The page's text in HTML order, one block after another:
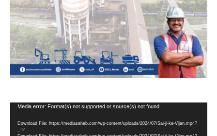
Video
Media error: Format(s) not supported or source(s) not found
Download File: https://mediasaheb.com/wp-content/uploads/2024/07/Sai-ji-ke-Vijan.mp4?
_=2